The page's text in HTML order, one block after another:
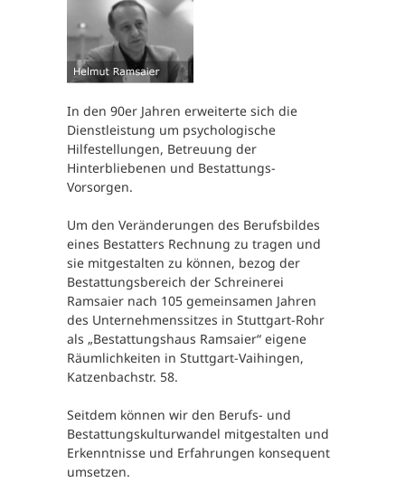
In den 90er Jahren erweiterte sich die
Dienstleistung um psychologische
Hilfestellungen, Betreuung der
Hinterbliebenen und Bestattungs-
Vorsorgen.
Um den Veränderungen des Berufsbildes
eines Bestatters Rechnung zu tragen und
sie mitgestalten zu können, bezog der
Bestattungsbereich der Schreinerei
Ramsaier nach 105 gemeinsamen Jahren
des Unternehmenssitzes in Stuttgart-Rohr
als „Bestattungshaus Ramsaier“ eigene
Räumlichkeiten in Stuttgart-Vaihingen,
Katzenbachstr. 58.
Seitdem können wir den Berufs- und
Bestattungskulturwandel mitgestalten und
Erkenntnisse und Erfahrungen konsequent
umsetzen.